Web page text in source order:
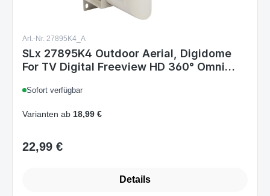
Art.-Nr. 27895K4_A
SLx 27895K4 Outdoor Aerial, Digidome
For TV Digital Freeview HD 360° Omni
Integrated 4G Filter and Full Installation
Sofort verfügbar
Varianten ab 18,99 €
Regulärer Preis:
22,99 €
Details